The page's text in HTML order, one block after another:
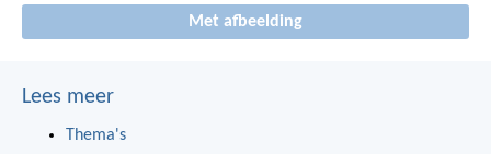
Met afbeelding
Lees meer
Thema's